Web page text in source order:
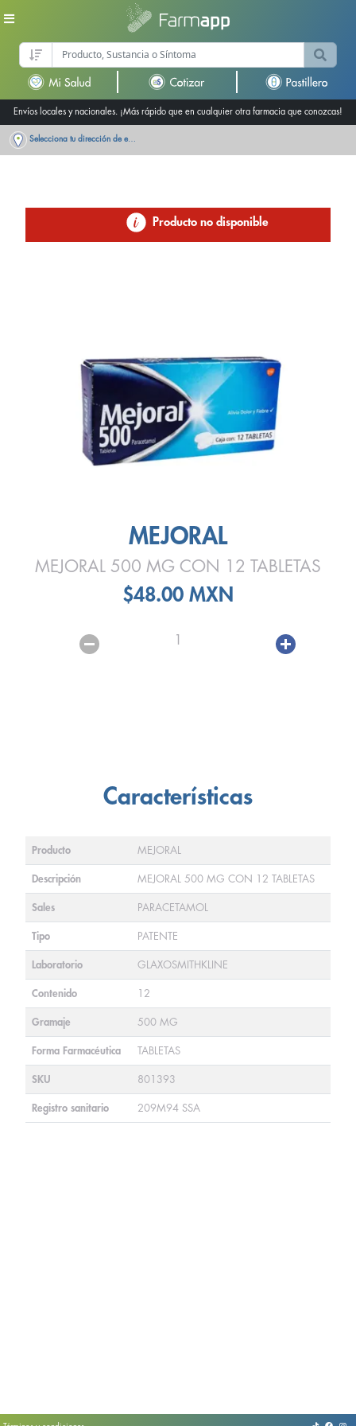
Envíos locales y nacionales. ¡Más rápido que en cualquier otra farmacia que conozcas!
Selecciona tu dirección de entrega
Producto no disponible
MEJORAL
MEJORAL 500 MG CON 12 TABLETAS
$48.00 MXN
1
Características
Producto MEJORAL
Descripción MEJORAL 500 MG CON 12 TABLETAS
Sales PARACETAMOL
Tipo PATENTE
Laboratorio GLAXOSMITHKLINE
Contenido 12
Gramaje 500 MG
Forma Farmacéutica TABLETAS
SKU 801393
Registro sanitario 209M94 SSA